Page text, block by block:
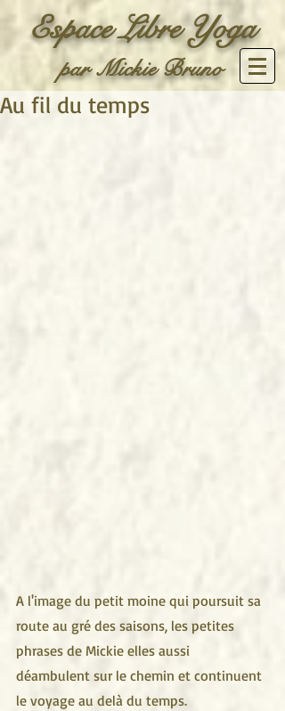
Espace Libre Yoga
par Mickie Bruno
Au fil du temps
A l'image du petit moine qui poursuit sa
route au gré des saisons, les petites
phrases de Mickie elles aussi
déambulent sur le chemin et continuent
le voyage au delà du temps.